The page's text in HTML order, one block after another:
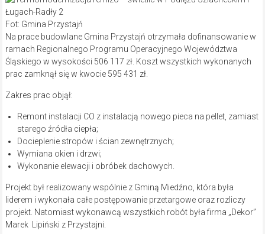
Fot: Gmina Przystajń
Na prace budowlane Gmina Przystajń otrzymała dofinansowanie w
ramach Regionalnego Programu Operacyjnego Województwa
Śląskiego w wysokości 506 117 zł. Koszt wszystkich wykonanych
prac zamknął się w kwocie 595 431 zł.
Zakres prac objął:
Remont instalacji CO z instalacją nowego pieca na pellet, zamiast
starego źródła ciepła;
Docieplenie stropów i ścian zewnętrznych;
Wymiana okien i drzwi;
Wykonanie elewacji i obróbek dachowych.
Projekt był realizowany wspólnie z Gminą Miedźno, która była
liderem i wykonała całe postępowanie przetargowe oraz rozliczy
projekt. Natomiast wykonawcą wszystkich robót była firma „Dekor”
Marek Lipiński z Przystajni.